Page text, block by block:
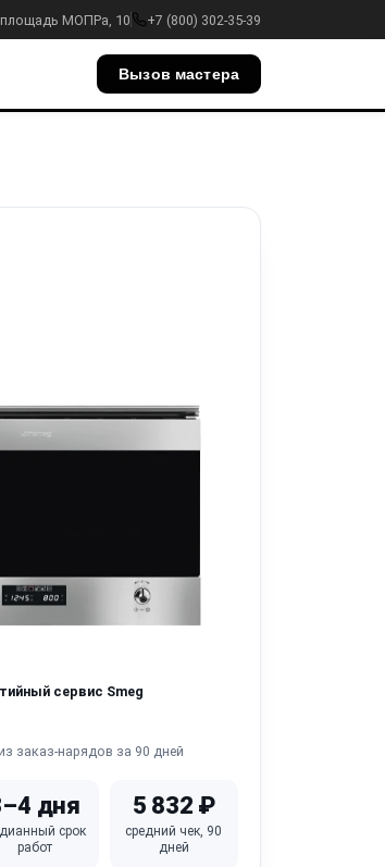
площадь МОПРа, 10 +7 (800) 302-35-39
Вызов мастера
сервис Smeg
заказ-нарядов за 90 дней
дня
срок
работ
5 832 ₽
средний чек, 90
дней